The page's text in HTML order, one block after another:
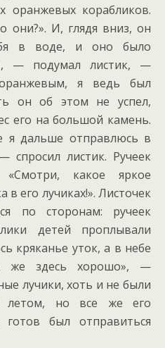
оранжевых корабликов.
они?». И, глядя вниз, он
в воде, и оно было
— подумал листик, —
я ведь был
он об этом не успел,
его на большой камень.
я дальше отправлюсь в
спросил листик. Ручеек
«Смотри, какое яркое
в его лучиках!». Листочек
по сторонам: ручеек
детей проплывали
кряканье уток, а в небе
же здесь хорошо», —
лучики, хоть и не были
летом, но все же его
был отправиться